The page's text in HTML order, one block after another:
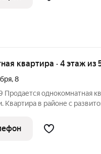
квартира · 4 этаж из
,8
Продается однокомнатная
Квартира в районе с
доступности школы и